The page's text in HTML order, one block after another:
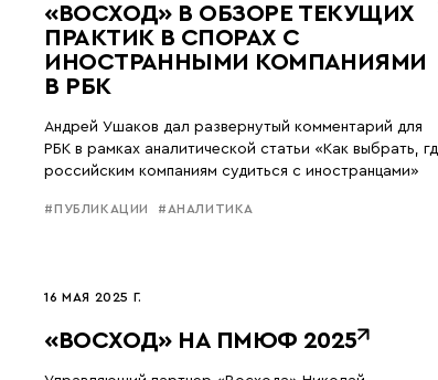
«ВОСХОД» В ОБЗОРЕ ТЕКУЩИХ
ПРАКТИК В СПОРАХ С
ИНОСТРАННЫМИ КОМПАНИЯМИ
В РБК
Андрей Ушаков дал развернутый комментарий для
РБК в рамках аналитической статьи «Как выбрать,
российским компаниям судиться с иностранцами»
#ПУБЛИКАЦИИ #АНАЛИТИКА
16 МАЯ 2025 Г.
«ВОСХОД» НА ПМЮФ 2025